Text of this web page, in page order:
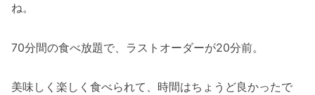
ね。
70分間の食べ放題で、ラストオーダーが20分前。
美味しく楽しく食べられて、時間はちょうど良かったで